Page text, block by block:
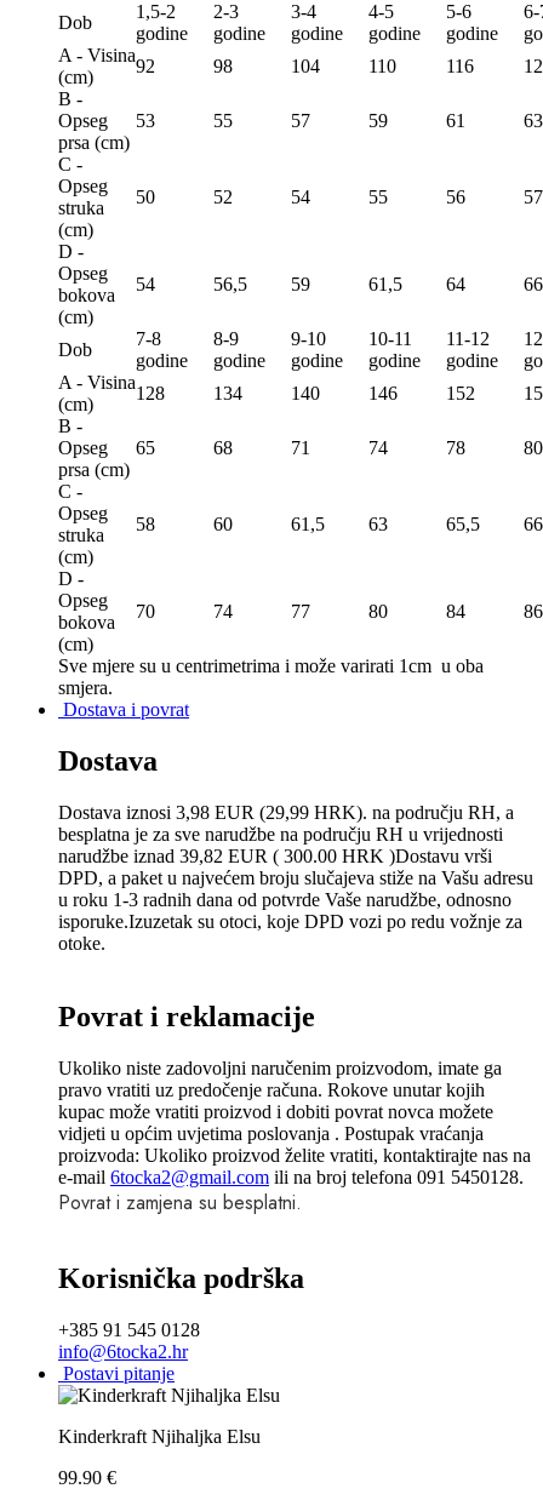
Dob
1,5-2
godine
2-3
godine
3-4
godine
4-5
godine
5-6
godine
6-
A - Visina
(сm)
92 98 104 110 116
B -
Opseg
prsa (сm)
53 55 57 59 61 63
C -
Opseg
struka
(сm)
50 52 54 55 56 57
D -
Opseg
bokova
(сm)
54 56,5 59 61,5 64 66
Dob
7-8
godine
8-9
godine
9-10
godine
10-11
godine
11-12
godine
A - Visina
(сm)
128 134 140 146 152
B -
Opseg
prsa (сm)
65 68 71 74 78 80
C -
Opseg
struka
(сm)
58 60 61,5 63 65,5
D -
Opseg
bokova
(сm)
70 74 77 80 84 86
Sve mjere su u centrimetrima i može varirati 1cm u oba
smjera.
Dostava i povrat
Dostava
Dostava iznosi 3,98 EUR (29,99 HRK). na području RH, a
besplatna je za sve narudžbe na području RH u vrijednosti
narudžbe iznad 39,82 EUR ( 300.00 HRK )Dostavu vrši
DPD, a paket u najvećem broju slučajeva stiže na Vašu adresu
u roku 1-3 radnih dana od potvrde Vaše narudžbe, odnosno
isporuke.Izuzetak su otoci, koje DPD vozi po redu vožnje za
otoke.
Povrat i reklamacije
Ukoliko niste zadovoljni naručenim proizvodom, imate ga
pravo vratiti uz predočenje računa. Rokove unutar kojih
kupac može vratiti proizvod i dobiti povrat novca možete
vidjeti u općim uvjetima poslovanja . Postupak vraćanja
proizvoda: Ukoliko proizvod želite vratiti, kontaktirajte nas na
e-mail 6tocka2@gmail.com ili na broj telefona 091 5450128.
Povrat i zamjena su besplatni.
Korisnička podrška
+385 91 545 0128
info@6tocka2.hr
Postavi pitanje
Kinderkraft Njihaljka Elsu
99.90 €